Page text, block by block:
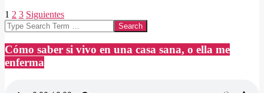
Paginación
de
entradas
1 2 3 Siguientes
Search
Cómo saber si vivo en una casa sana, o ella me
enferma